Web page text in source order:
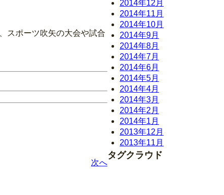
スポーツ吹矢の大会や試合
次へ
2014年12月
2014年11月
2014年10月
2014年9月
2014年8月
2014年7月
2014年6月
2014年5月
2014年4月
2014年3月
2014年2月
2014年1月
2013年12月
2013年11月
タグクラウド